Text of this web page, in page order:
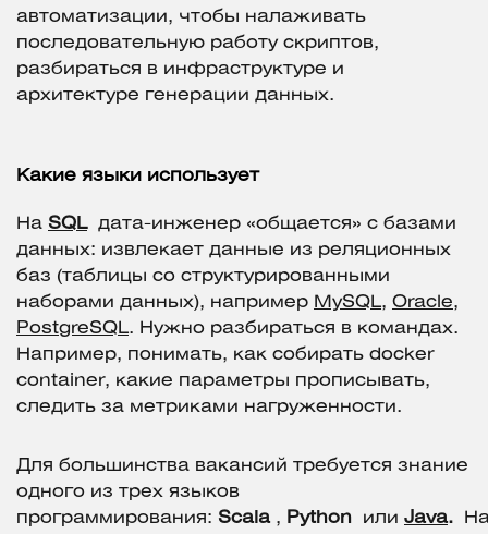
автоматизации, чтобы налаживать
последовательную работу скриптов,
разбираться в инфраструктуре и
архитектуре генерации данных.
Какие языки использует
На SQL
дата-инженер «общается» с базами
данных: извлекает данные из реляционных
баз (таблицы со структурированными
наборами данных), например MySQL, Oracle,
PostgreSQL. Нужно разбираться в командах.
Например, понимать, как собирать docker
container, какие параметры прописывать,
следить за метриками нагруженности.
Для большинства вакансий требуется знание
одного из трех языков
программирования: Scala , Python или Java.